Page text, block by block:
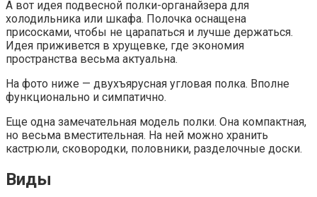
А вот идея подвесной полки-органайзера для
холодильника или шкафа. Полочка оснащена
присосками, чтобы не царапаться и лучше держаться.
Идея приживется в хрущевке, где экономия
пространства весьма актуальна.
На фото ниже — двухъярусная угловая полка. Вполне
функционально и симпатично.
Еще одна замечательная модель полки. Она компактная,
но весьма вместительная. На ней можно хранить
кастрюли, сковородки, половники, разделочные доски.
Виды